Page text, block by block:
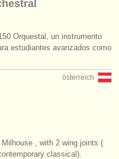
Orquestal, un instrumento
estudiantes avanzados como
österreich
, with 2 wing joints (
classical).